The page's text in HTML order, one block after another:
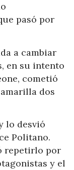
pasó por
a cambiar
en su intento
cometió
dos
lo desvió
Politano.
repetirlo por
y el